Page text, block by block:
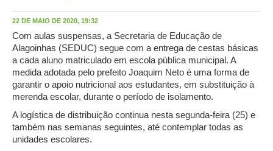
22 DE MAIO DE 2020, 19:32
Com aulas suspensas, a Secretaria de Educação de
Alagoinhas (SEDUC) segue com a entrega de cestas básicas
a cada aluno matriculado em escola pública municipal. A
medida adotada pelo prefeito Joaquim Neto é uma forma de
garantir o apoio nutricional aos estudantes, em substituição à
merenda escolar, durante o período de isolamento.
A logística de distribuição continua nesta segunda-feira (25) e
também nas semanas seguintes, até contemplar todas as
unidades escolares.